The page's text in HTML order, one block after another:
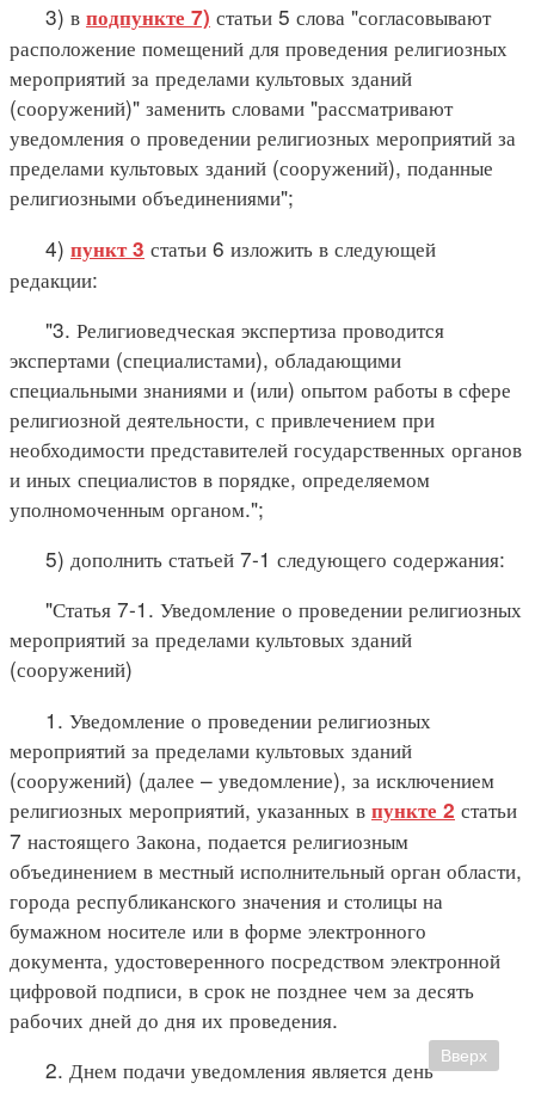
3) в подпункте 7) статьи 5 слова "согласовывают
расположение помещений для проведения религиозных
мероприятий за пределами культовых зданий
(сооружений)" заменить словами "рассматривают
уведомления о проведении религиозных мероприятий за
пределами культовых зданий (сооружений), поданные
религиозными объединениями";
4) пункт 3 статьи 6 изложить в следующей
редакции:
"3. Религиоведческая экспертиза проводится
экспертами (специалистами), обладающими
специальными знаниями и (или) опытом работы в сфере
религиозной деятельности, с привлечением при
необходимости представителей государственных органов
и иных специалистов в порядке, определяемом
уполномоченным органом.";
5) дополнить статьей 7-1 следующего содержания:
"Статья 7-1. Уведомление о проведении религиозных
мероприятий за пределами культовых зданий
(сооружений)
1. Уведомление о проведении религиозных
мероприятий за пределами культовых зданий
(сооружений) (далее – уведомление), за исключением
религиозных мероприятий, указанных в пункте 2 статьи
7 настоящего Закона, подается религиозным
объединением в местный исполнительный орган области,
города республиканского значения и столицы на
бумажном носителе или в форме электронного
документа, удостоверенного посредством электронной
цифровой подписи, в срок не позднее чем за десять
рабочих дней до дня их проведения.
2. Днем подачи уведомления является день Вверх